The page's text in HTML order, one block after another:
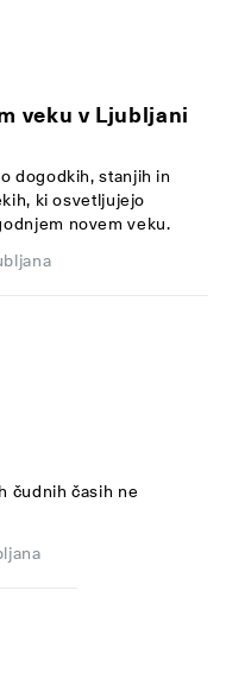
veku v Ljubljani
dogodkih, stanjih in
ki osvetljujejo
novem veku.
čudnih časih ne